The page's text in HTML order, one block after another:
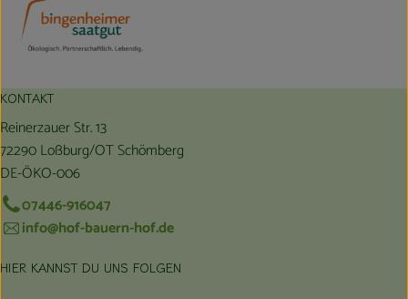
KONTAKT
Reinerzauer Str. 13
72290 Loßburg/OT Schömberg
DE-ÖKO-006
07446-916047
info@hof-bauern-hof.de
HIER KANNST DU UNS FOLGEN